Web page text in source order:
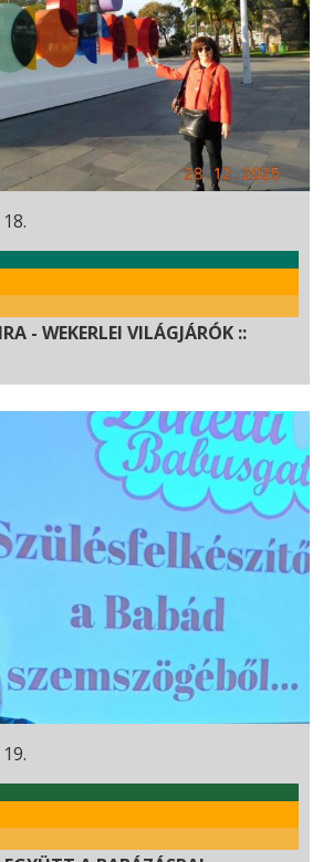
- WEKERLEI VILÁGJÁRÓK ::